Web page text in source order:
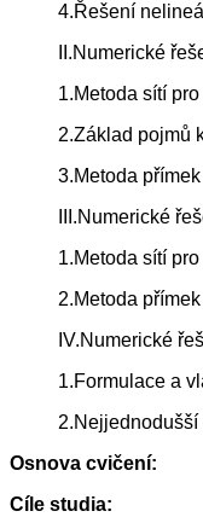
4.Řešení
II.Numerické
1.Metoda sítí
2.Základ pojmů
3.Metoda přímek
III.Numerické
1.Metoda sítí
2.Metoda přímek
IV.Numerické
1.Formulace a
2.Nejjednodušší
Osnova cvičení:
Cíle studia: